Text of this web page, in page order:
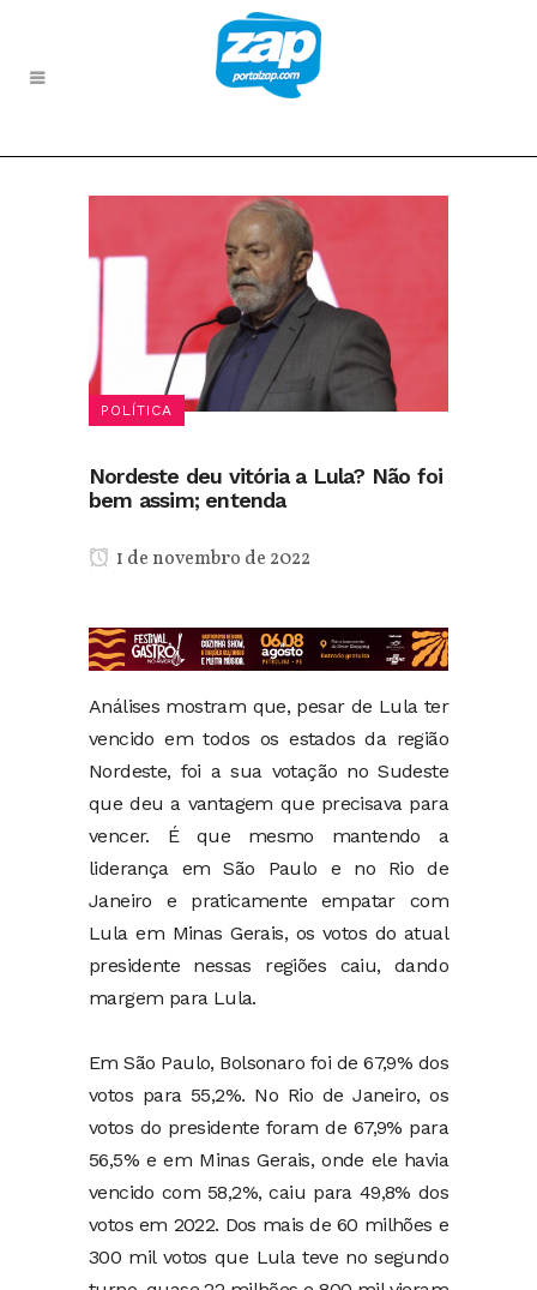
POLÍTICA
Nordeste deu vitória a Lula? Não foi
bem assim; entenda
1 de novembro de 2022
Análises mostram que, pesar de Lula ter
vencido em todos os estados da região
Nordeste, foi a sua votação no Sudeste
que deu a vantagem que precisava para
vencer. É que mesmo mantendo a
liderança em São Paulo e no Rio de
Janeiro e praticamente empatar com
Lula em Minas Gerais, os votos do atual
presidente nessas regiões caiu, dando
margem para Lula.
Em São Paulo, Bolsonaro foi de 67,9% dos
votos para 55,2%. No Rio de Janeiro, os
votos do presidente foram de 67,9% para
56,5% e em Minas Gerais, onde ele havia
vencido com 58,2%, caiu para 49,8% dos
votos em 2022. Dos mais de 60 milhões e
300 mil votos que Lula teve no segundo